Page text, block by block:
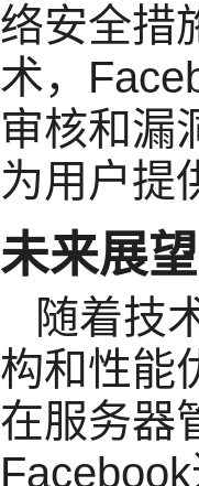
络安全措
术，
审核和漏
为用户提
未来展
随着技
构和性能
在服务器